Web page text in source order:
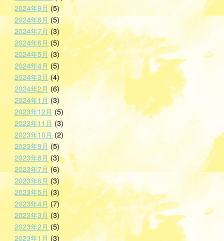
2024年9月 (5)
2024年8月(5)
2024年7月 (3)
2024年6月 (5)
2024年5月 (3)
2024年4月 (5)
2024年3月 (4)
2024年2月 (6)
2024年1月 (3)
2023年12月 (5)
2023年11月 (3)
2023年10月 (2)
2023年9月(5)
2023年8月(3)
2023年7月(6)
2023年6月(3)
2023年5月 (3)
2023年4月 (7)
2023年3月 (3)
2023年2月(5)
2023年1月(3)